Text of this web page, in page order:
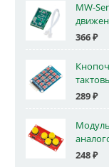
MW-
366₽
289₽
248₽